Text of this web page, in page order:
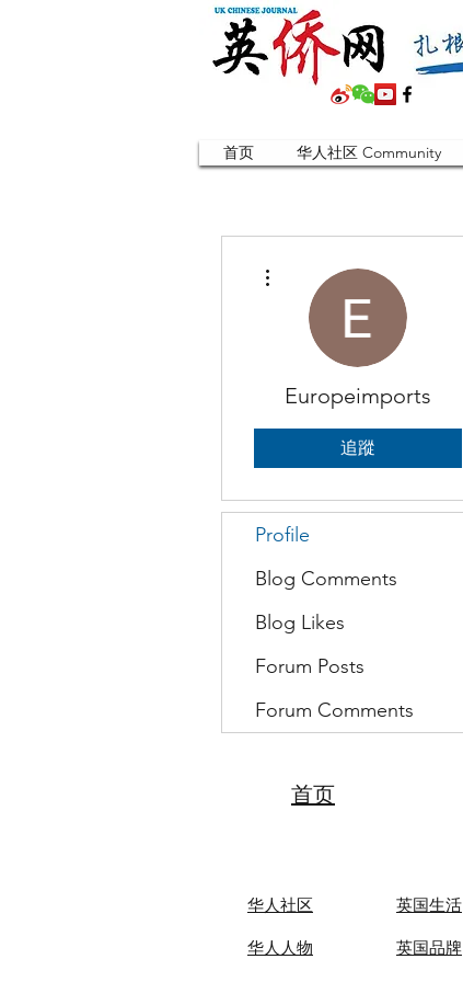
首页 华人社区 Community
Europeimports
追蹤
Profile
Blog Comments
Blog Likes
Forum Posts
Forum Comments
首页
华人社区
华人人物
英国生活​
英国品牌